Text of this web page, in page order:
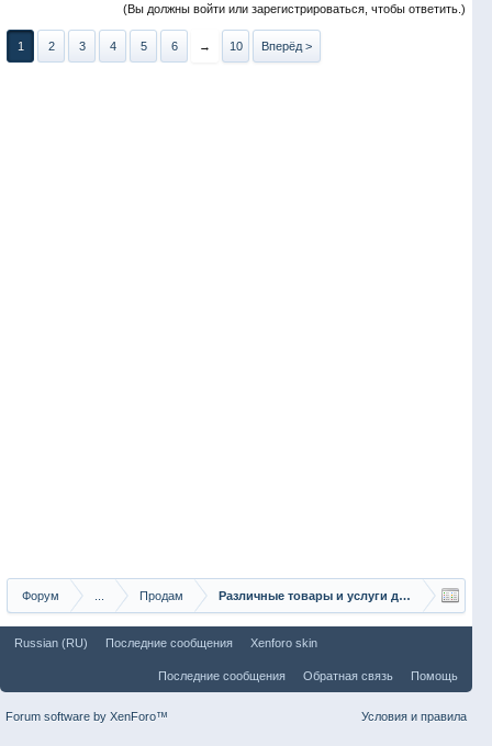
(Вы должны войти или зарегистрироваться, чтобы ответить.)
1 2 3 4 5 6 → 10 Вперёд >
Форум Продам Различные товары и услуги для рыбаков
Russian (RU) Последние сообщения Xenforo skin
Последние сообщения Обратная связь Помощь
Условия и правила
Forum software by XenForo™